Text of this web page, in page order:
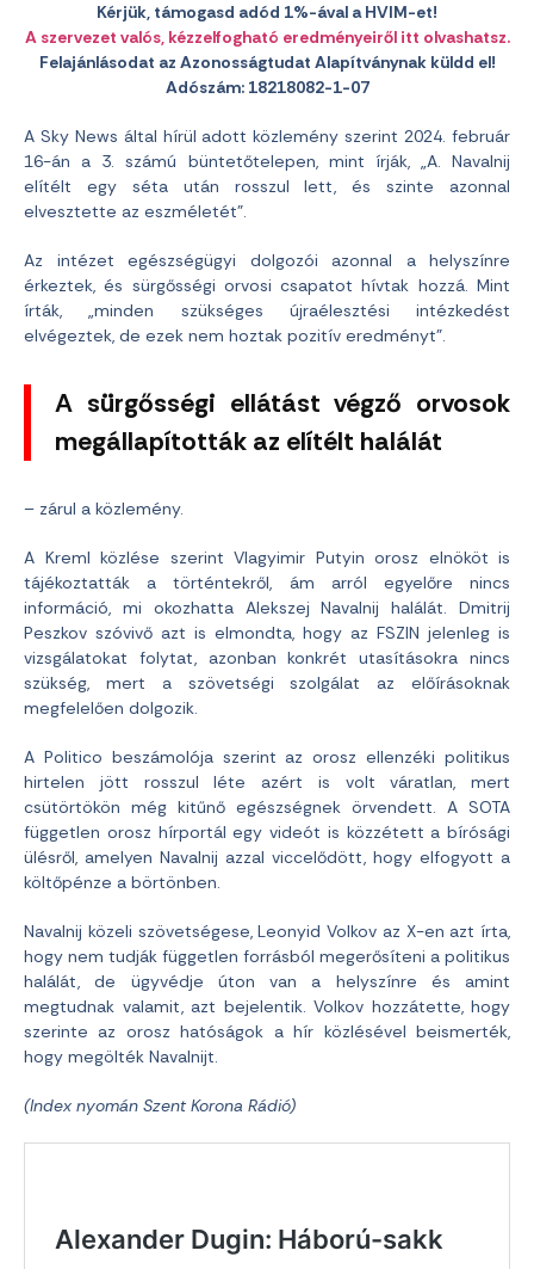
Kérjük, támogasd adód 1%-ával a HVIM-et!
A szervezet valós, kézzelfogható eredményeiről itt olvashatsz.
Felajánlásodat az Azonosságtudat Alapítványnak küldd el!
Adószám: 18218082-1-07
A Sky News által hírül adott közlemény szerint 2024. február
16-án a 3. számú büntetőtelepen, mint írják, „A. Navalnij
elítélt egy séta után rosszul lett, és szinte azonnal
elvesztette az eszméletét”.
Az intézet egészségügyi dolgozói azonnal a helyszínre
érkeztek, és sürgősségi orvosi csapatot hívtak hozzá. Mint
írták, „minden szükséges újraélesztési intézkedést
elvégeztek, de ezek nem hoztak pozitív eredményt”.
A sürgősségi ellátást végző orvosok
megállapították az elítélt halálát
– zárul a közlemény.
A Kreml közlése szerint Vlagyimir Putyin orosz elnököt is
tájékoztatták a történtekről, ám arról egyelőre nincs
információ, mi okozhatta Alekszej Navalnij halálát. Dmitrij
Peszkov szóvivő azt is elmondta, hogy az FSZIN jelenleg is
vizsgálatokat folytat, azonban konkrét utasításokra nincs
szükség, mert a szövetségi szolgálat az előírásoknak
megfelelően dolgozik.
A Politico beszámolója szerint az orosz ellenzéki politikus
hirtelen jött rosszul léte azért is volt váratlan, mert
csütörtökön még kitűnő egészségnek örvendett. A SOTA
független orosz hírportál egy videót is közzétett a bírósági
ülésről, amelyen Navalnij azzal viccelődött, hogy elfogyott a
költőpénze a börtönben.
Navalnij közeli szövetségese, Leonyid Volkov az X-en azt írta,
hogy nem tudják független forrásból megerősíteni a politikus
halálát, de ügyvédje úton van a helyszínre és amint
megtudnak valamit, azt bejelentik. Volkov hozzátette, hogy
szerinte az orosz hatóságok a hír közlésével beismerték,
hogy megölték Navalnijt.
(Index nyomán Szent Korona Rádió)